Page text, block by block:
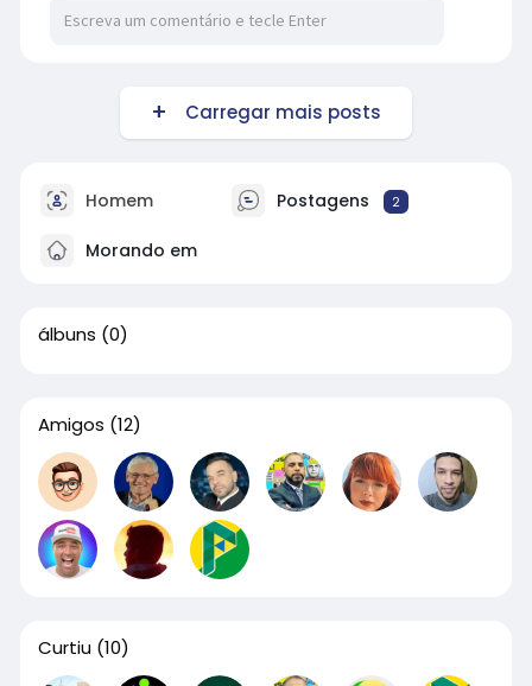
Carregar mais posts
Homem Postagens 2
Morando em
álbuns (0)
Amigos (12)
Curtiu (10)